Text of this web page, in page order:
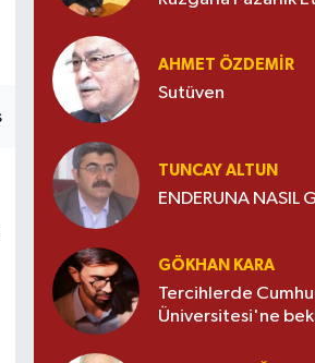
AHMET ÖZDEMIR
Sutüven
TUNCAY ALTUN
ENDERUNA NASIL
GÖKHAN KARA
Tercihlerde
Üniversitesi'ne